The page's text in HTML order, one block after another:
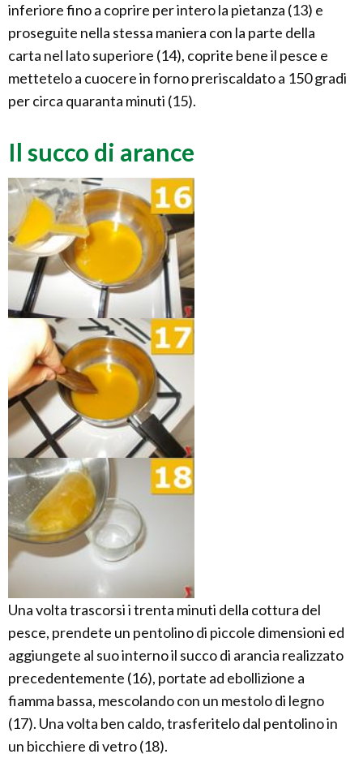
inferiore fino a coprire per intero la pietanza (13) e
proseguite nella stessa maniera con la parte della
carta nel lato superiore (14), coprite bene il pesce e
mettetelo a cuocere in forno preriscaldato a 150 gradi
per circa quaranta minuti (15).
Il succo di arance
Una volta trascorsi i trenta minuti della cottura del
pesce, prendete un pentolino di piccole dimensioni ed
aggiungete al suo interno il succo di arancia realizzato
precedentemente (16), portate ad ebollizione a
fiamma bassa, mescolando con un mestolo di legno
(17). Una volta ben caldo, trasferitelo dal pentolino in
un bicchiere di vetro (18).